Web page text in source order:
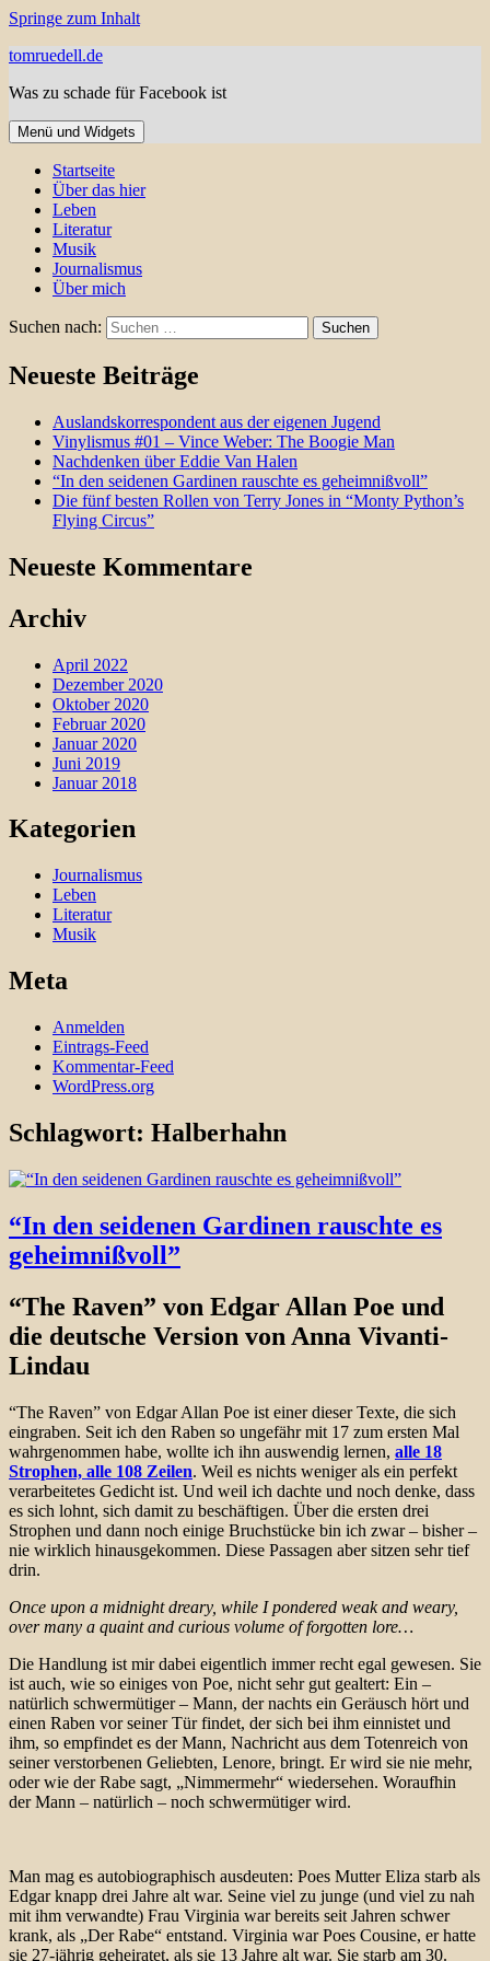
Springe zum Inhalt
tomruedell.de
Was zu schade für Facebook ist
Menü und Widgets
Startseite
Über das hier
Leben
Literatur
Musik
Journalismus
Über mich
Suchen nach:
Neueste Beiträge
Auslandskorrespondent aus der eigenen Jugend
Vinylismus #01 – Vince Weber: The Boogie Man
Nachdenken über Eddie Van Halen
“In den seidenen Gardinen rauschte es geheimnißvoll”
Die fünf besten Rollen von Terry Jones in “Monty Python’s
Flying Circus”
Neueste Kommentare
Archiv
April 2022
Dezember 2020
Oktober 2020
Februar 2020
Januar 2020
Juni 2019
Januar 2018
Kategorien
Journalismus
Leben
Literatur
Musik
Meta
Anmelden
Eintrags-Feed
Kommentar-Feed
WordPress.org
Schlagwort: Halberhahn
“In den seidenen Gardinen rauschte es
geheimnißvoll”
“The Raven” von Edgar Allan Poe und
die deutsche Version von Anna Vivanti-
Lindau
“The Raven” von Edgar Allan Poe ist einer dieser Texte, die sich
eingraben. Seit ich den Raben so ungefähr mit 17 zum ersten Mal
wahrgenommen habe, wollte ich ihn auswendig lernen, alle 18
Strophen, alle 108 Zeilen. Weil es nichts weniger als ein perfekt
verarbeitetes Gedicht ist. Und weil ich dachte und noch denke, dass
es sich lohnt, sich damit zu beschäftigen. Über die ersten drei
Strophen und dann noch einige Bruchstücke bin ich zwar – bisher –
nie wirklich hinausgekommen. Diese Passagen aber sitzen sehr tief
drin.
Once upon a midnight dreary, while I pondered weak and weary,
over many a quaint and curious volume of forgotten lore…
Die Handlung ist mir dabei eigentlich immer recht egal gewesen. Sie
ist auch, wie so einiges von Poe, nicht sehr gut gealtert: Ein –
natürlich schwermütiger – Mann, der nachts ein Geräusch hört und
einen Raben vor seiner Tür findet, der sich bei ihm einnistet und
ihm, so empfindet es der Mann, Nachricht aus dem Totenreich von
seiner verstorbenen Geliebten, Lenore, bringt. Er wird sie nie mehr,
oder wie der Rabe sagt, „Nimmermehr“ wiedersehen. Woraufhin
der Mann – natürlich – noch schwermütiger wird.
Man mag es autobiographisch ausdeuten: Poes Mutter Eliza starb als
Edgar knapp drei Jahre alt war. Seine viel zu junge (und viel zu nah
mit ihm verwandte) Frau Virginia war bereits seit Jahren schwer
krank, als „Der Rabe“ entstand. Virginia war Poes Cousine, er hatte
sie 27-jährig geheiratet, als sie 13 Jahre alt war. Sie starb am 30.